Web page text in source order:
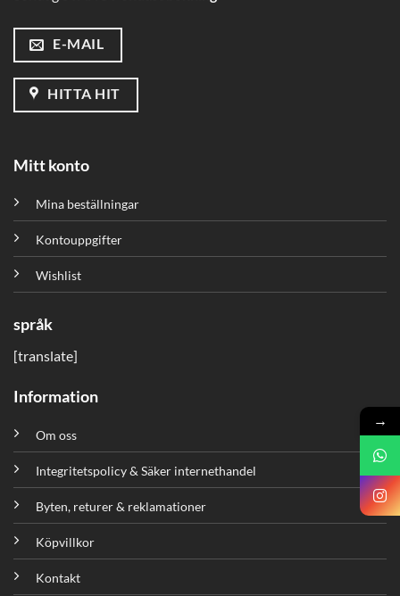
E-MAIL
HITTA HIT
Mitt konto
Mina beställningar
Kontouppgifter
Wishlist
språk
[translate]
Information
Om oss
Integritetspolicy & Säker internethandel
Byten, returer & reklamationer
Köpvillkor
Kontakt
→